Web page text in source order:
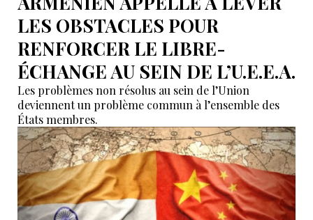
LES OBSTACLES POUR
RENFORCER LE LIBRE-
ÉCHANGE AU SEIN DE L’U.E.E.A.
Les problèmes non résolus au sein de l’Union
deviennent un problème commun à l’ensemble des
États membres.